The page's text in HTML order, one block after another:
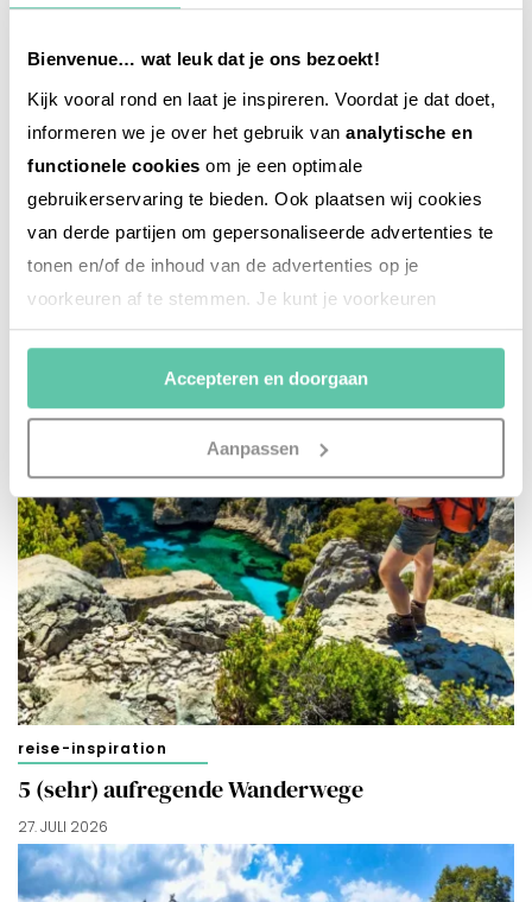
Bienvenue… wat leuk dat je ons bezoekt!
Kijk vooral rond en laat je inspireren. Voordat je dat doet,
informeren we je over het gebruik van analytische en
functionele cookies om je een optimale
gebruikerservaring te bieden. Ook plaatsen wij cookies
van derde partijen om gepersonaliseerde advertenties te
tonen en/of de inhoud van de advertenties op je
voorkeuren af te stemmen. Je kunt je voorkeuren
beheren via ‘Zelf instellen’. Klik je op ‘Accepteren en
Accepteren en doorgaan
Aanpassen
reise-inspiration
Top 11 der schönsten Dörfer des Vaucluse
28. JULI 2026
reise-inspiration
5 (sehr) aufregende Wanderwege
27. JULI 2026